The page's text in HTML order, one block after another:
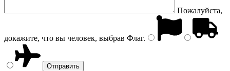
Пожалуйста,
докажите, что вы человек, выбрав Флаг.